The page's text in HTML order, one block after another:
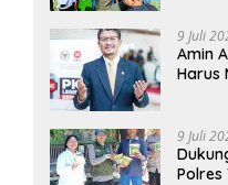
9 Juli
Amin
Harus
9 Juli
Polres